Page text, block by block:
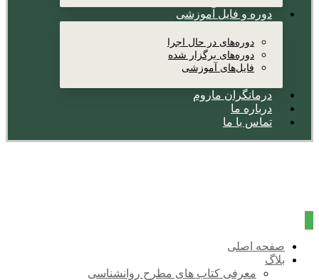
دوره و فایل آموزشی
دوره‌های در حال اجرا
دوره‌های برگزار شده
فایل‌های آموزشی
درمانگران ماروم
درباره ما
تماس با ما
صفحه اصلی
بلاگ
معرفی کتاب های مطرح روانشناسی